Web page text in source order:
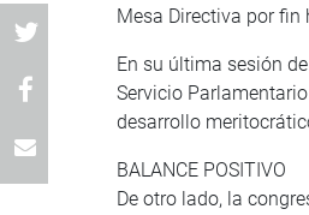
Mesa Directiva por fin
En su última sesión
Servicio
desarrollo
BALANCE POSITIVO
De otro lado, la